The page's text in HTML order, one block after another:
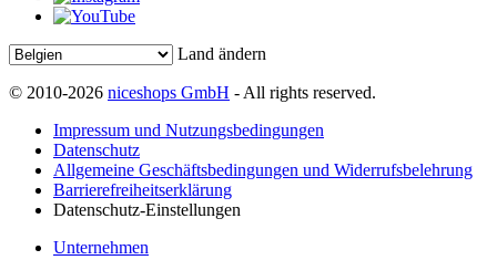
Land ändern
© 2010-2026 niceshops GmbH - All rights reserved.
Impressum und Nutzungsbedingungen
Datenschutz
Allgemeine Geschäftsbedingungen und Widerrufsbelehrung
Barrierefreiheitserklärung
Datenschutz-Einstellungen
Unternehmen